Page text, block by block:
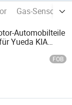
Gas-Sensor
Automobilteile
Yueda KIA
FOB